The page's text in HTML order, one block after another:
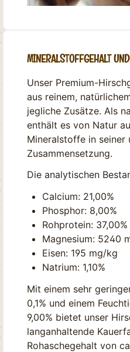
MINERALSTOFFGEHALT
Unser Premium-
aus reinem,
jegliche Zusätze. Als
enthält es von Natur
Mineralstoffe in seiner
Zusammensetzung.
Die analytischen
Calcium: 21,00%
Phosphor: 8,00%
Rohprotein: 37,00%
Magnesium: 5240
Eisen: 195 mg/kg
Natrium: 1,10%
Mit einem sehr
0,1% und einem
9,00% bietet unser
langanhaltende
Rohaschegehalt von